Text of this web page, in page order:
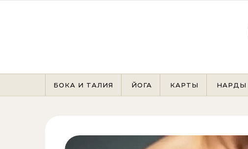
БОКА И ТАЛИЯ ЙОГА КАРТЫ НАРДЫ